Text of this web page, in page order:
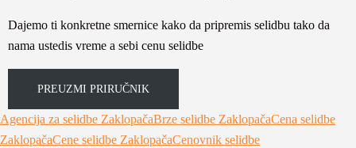
Dajemo ti konkretne smernice kako da pripremis selidbu tako da
nama ustedis vreme a sebi cenu selidbe
PREUZMI PRIRUČNIK
Agencija za selidbe ZaklopačaBrze selidbe ZaklopačaCena selidbe
ZaklopačaCene selidbe ZaklopačaCenovnik selidbe